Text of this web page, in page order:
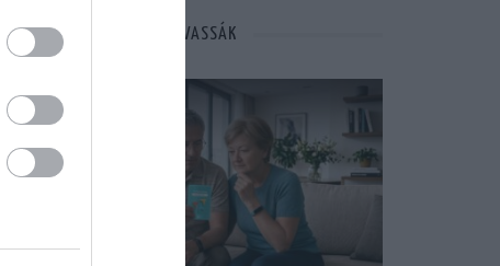
MÁSOK ÉPPEN EZT OLVASSÁK